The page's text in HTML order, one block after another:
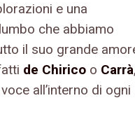
e una
che abbiamo
il suo grande
de Chirico o Carrà
all’interno di ogni